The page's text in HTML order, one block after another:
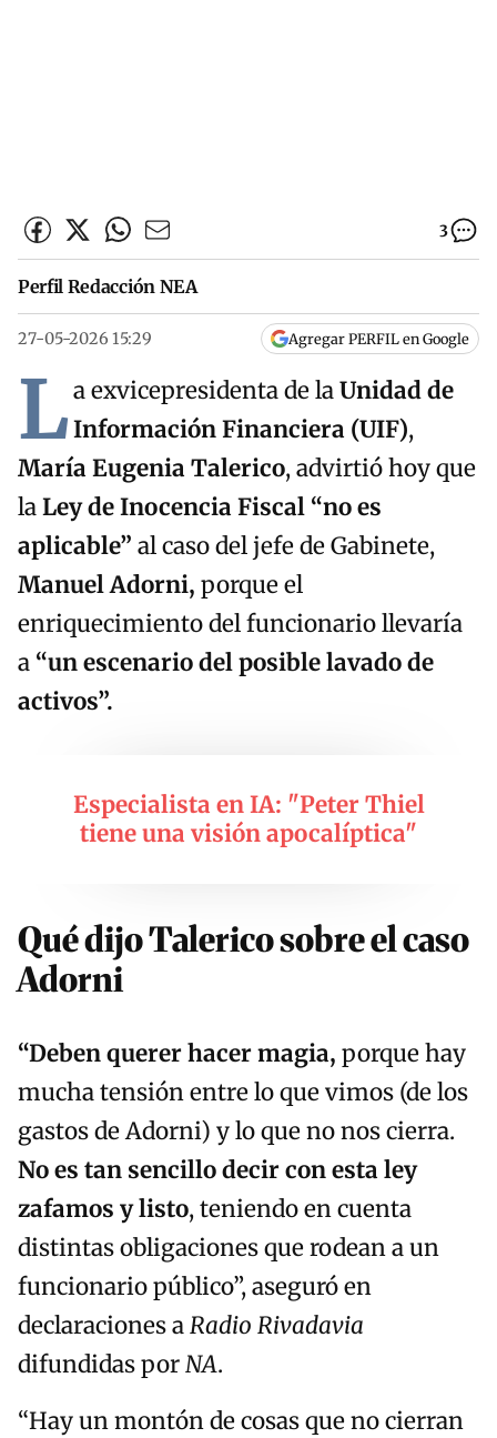
3
Perfil Redacción NEA
27-05-2026 15:29 Agregar PERFIL en Google
La exvicepresidenta de laUnidad de
Información Financiera (UIF),
María Eugenia Talerico, advirtió hoy que
laLey de Inocencia Fiscal “no es
aplicable” al caso del jefe de Gabinete,
Manuel Adorni, porque el
enriquecimiento del funcionario llevaría
a “un escenario del posible lavado de
activos”.
Especialista en IA: "Peter Thiel
tiene una visión apocalíptica"
Qué dijo Talerico sobre el caso
Adorni
“Deben querer hacer magia, porque hay
mucha tensión entre lo que vimos (de los
gastos de Adorni) y lo que no nos cierra.
No es tan sencillo decir con esta ley
zafamos y listo, teniendo en cuenta
distintas obligaciones que rodean a un
funcionario público”, aseguró en
declaraciones aRadio Rivadavia
difundidas porNA.
“Hay un montón de cosas que no cierran